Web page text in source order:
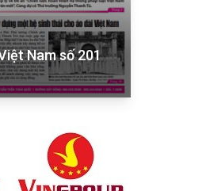
Nam số 201